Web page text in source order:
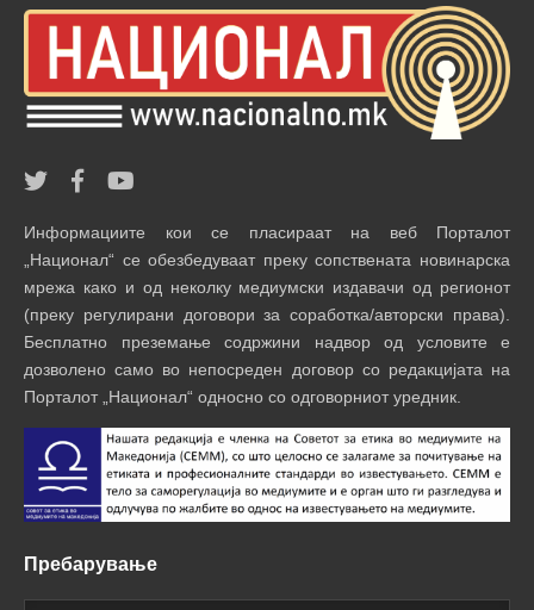
Информациите кои се пласираат на веб Порталот
„Национал“ се обезбедуваат преку сопствената новинарска
мрежа како и од неколку медиумски издавачи од регионот
(преку регулирани договори за соработка/авторски права).
Бесплатно преземање содржини надвор од условите е
дозволено само во непосреден договор со редакцијата на
Порталот „Национал“ односно со одговорниот уредник.
Пребарување